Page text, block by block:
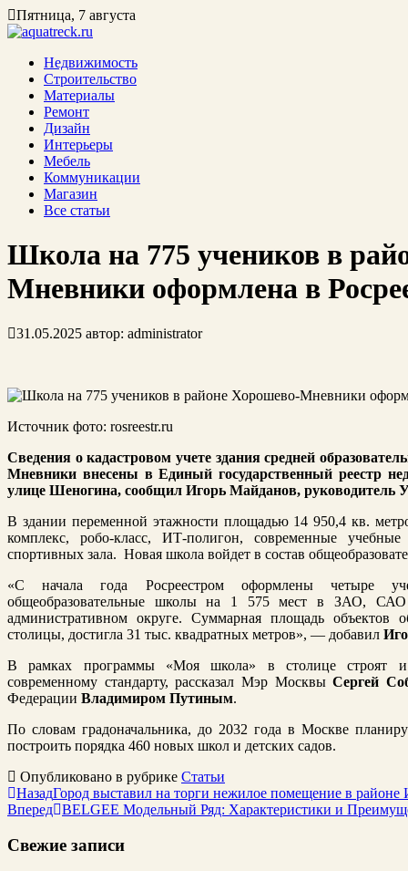
Пятница, 7 августа
Недвижимость
Строительство
Материалы
Ремонт
Дизайн
Интерьеры
Мебель
Коммуникации
Магазин
Все статьи
Школа на 775 учеников в
Мневники оформлена в
31.05.2025 автор: administrator
Источник фото: rosreestr.ru
Сведения о кадастровом учете здания средней
Мневники внесены в Единый государственный реестр
улице Шеногина, сообщил Игорь Майданов, руководитель
В здании переменной этажности площадью 14 950,4 кв.
комплекс, робо-класс, ИТ-полигон, современные
спортивных зала. Новая школа войдет в состав
«С начала года Росреестром оформлены четыре
общеобразовательные школы на 1 575 мест в ЗАО,
административном округе. Суммарная площадь объектов
столицы, достигла 31 тыс. квадратных метров», — добавил
В рамках программы «Моя школа» в столице строят и
современному стандарту, рассказал Мэр МосквыСергей
Федерации Владимиром Путиным.
По словам градоначальника, до 2032 года в Москве
построить порядка 460 новых школ и детских садов.
Опубликовано в рубрике Статьи
НазадГород выставил на торги нежилое помещение в районе
Вперед BELGEE Модельный Ряд: Характеристики и
Свежие записи